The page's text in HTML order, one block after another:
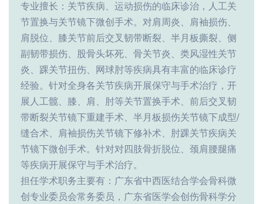
专业擅长：关节疾病、运动损伤的临床诊治，人工关
节置换与关节镜下微创手术。对肩周炎、肩袖损伤、
肩脱位、膝关节前后交叉韧带断裂、半月板撕裂、侧
副韧带损伤、股骨头坏死、骨关节炎、类风湿性关节
炎、踝关节扭伤、网球肘等疾病具有丰富的临床诊疗
经验。针对全身各关节疾病开展保守与手术治疗，开
展人工髋、膝、肩、肘等关节置换手术、前后交叉韧
带断裂关节镜下重建手术、半月板损伤关节镜下成型/
缝合术、肩袖损伤关节镜下修补术、肘踝关节疾病关
节镜下微创手术。针对对四肢骨折脱位、颈肩腰腿痛
等疾病开展保守与手术治疗。
担任学术职务主要有：广东省中西医结合学会骨科微
创专业委员会常务委员，广东省医学会创伤骨科学分